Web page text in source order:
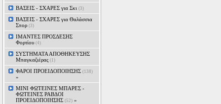
ΒΑΣΕΙΣ - ΣΧΑΡΕΣ για Σκι (3)
ΒΑΣΕΙΣ - ΣΧΑΡΕΣ για Θαλάσσια
Σπορ (3)
ΙΜΑΝΤΕΣ ΠΡΟΣΔΕΣΗΣ
Φορτίου (4)
ΣΥΣΤΗΜΑΤΑ ΑΠΟΘΗΚΕΥΣΗΣ
Μπαγκαζιέρας (1)
ΦΑΡΟΙ ΠΡΟΕΙΔΟΠΟΙΗΣΗΣ (138)
»
MINI ΦΩΤΕΙΝΕΣ ΜΠΑΡΕΣ -
ΦΩΤΕΙΝΕΣ ΡΑΒΔΟΙ
ΠΡΟΕΙΔΟΠΟΙΗΣΗΣ (52) »